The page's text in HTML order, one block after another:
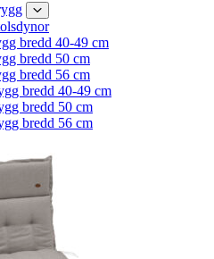
bredd 40-49 cm
bredd 50 cm
bredd 56 cm
bredd 40-49 cm
bredd 50 cm
bredd 56 cm